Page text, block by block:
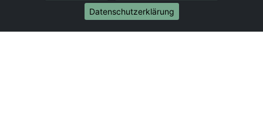
Internationale-Umzüge
Umzug von Kaiserslautern nach Brasilien
Datenschutzerklärung